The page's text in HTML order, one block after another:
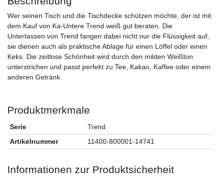
Wer seinen Tisch und die Tischdecke schützen möchte, der ist mit
dem Kauf von Ka-Untere Trend weiß gut beraten. Die
Untertassen von Trend fangen dabei nicht nur die Flüssigkeit auf,
sie dienen auch als praktische Ablage für einen Löffel oder einen
Keks. Die zeitlose Schönheit wird durch den milden Weißton
unterstrichen und passt perfekt zu Tee, Kakao, Kaffee oder einem
anderen Getränk.
Produktmerkmale
Serie
Trend
Artikelnummer
11400-800001-14741
Informationen zur Produktsicherheit